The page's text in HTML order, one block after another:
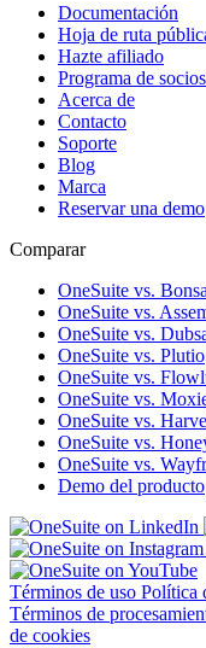
Documentación
Hoja de ruta
Hazte afiliado
Programa de
Acerca de
Contacto
Soporte
Blog
Marca
Reservar una demo
Comparar
OneSuite vs.
OneSuite vs.
OneSuite vs.
OneSuite vs. Plutio
OneSuite vs.
OneSuite vs.
OneSuite vs.
OneSuite vs.
OneSuite vs.
Demo del producto
Términos de uso Política
Términos de
de cookies